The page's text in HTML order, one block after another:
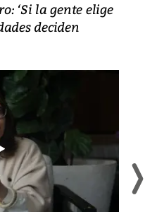
‘Si la gente elige
deciden